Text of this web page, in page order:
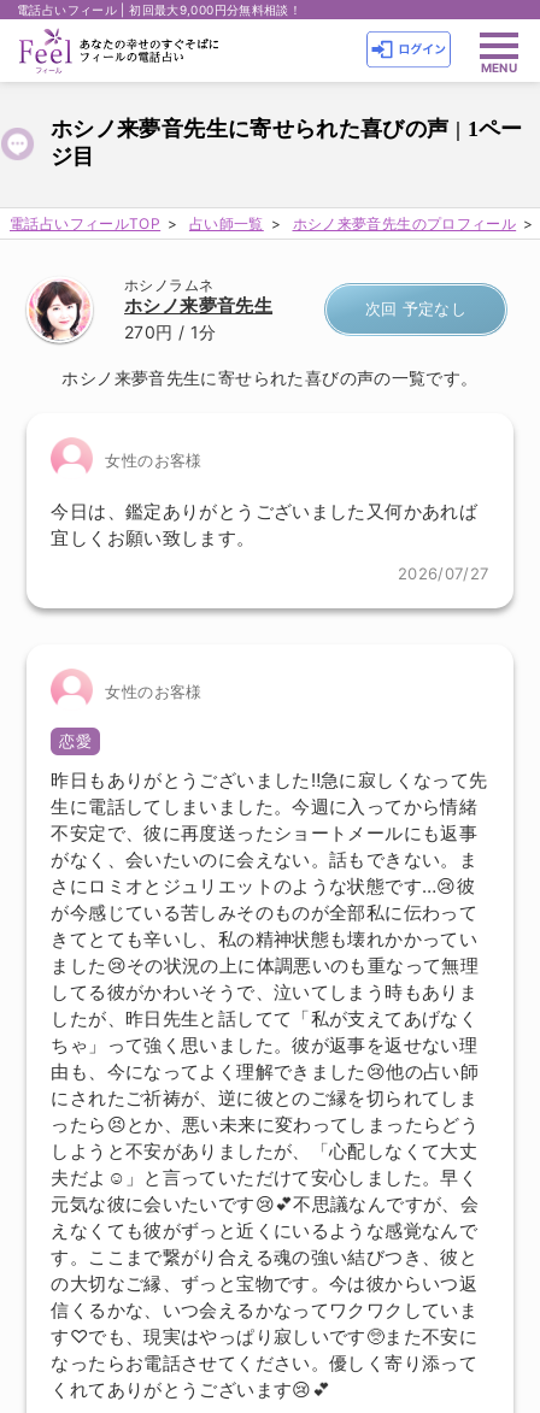
電話占いフィール | 初回最大9,000円分無料相談！
ホシノ来夢音先生に寄せられた喜びの声 | 1ペー
ジ目
電話占いフィールTOP 占い師一覧 ホシノ来夢音先生のプロフィール
ホシノラムネ
ホシノ来夢音先生
270円 / 1分
次回 予定なし
ホシノ来夢音先生に寄せられた喜びの声の一覧です。
女性のお客様
今日は、鑑定ありがとうございました又何かあれば
宜しくお願い致します。
2026/07/27
女性のお客様
恋愛
昨日もありがとうございました‼︎急に寂しくなって先
生に電話してしまいました。今週に入ってから情緒
不安定で、彼に再度送ったショートメールにも返事
がなく、会いたいのに会えない。話もできない。ま
さにロミオとジュリエットのような状態です…😢彼
が今感じている苦しみそのものが全部私に伝わって
きてとても辛いし、私の精神状態も壊れかかってい
ました😢その状況の上に体調悪いのも重なって無理
してる彼がかわいそうで、泣いてしまう時もありま
したが、昨日先生と話してて「私が支えてあげなく
ちゃ」って強く思いました。彼が返事を返せない理
由も、今になってよく理解できました😢他の占い師
にされたご祈祷が、逆に彼とのご縁を切られてしま
ったら😣とか、悪い未来に変わってしまったらどう
しようと不安がありましたが、「心配しなくて大丈
夫だよ☺️」と言っていただけて安心しました。早く
元気な彼に会いたいです😢💕不思議なんですが、会
えなくても彼がずっと近くにいるような感覚なんで
す。ここまで繋がり合える魂の強い結びつき、彼と
の大切なご縁、ずっと宝物です。今は彼からいつ返
信くるかな、いつ会えるかなってワクワクしていま
す♡でも、現実はやっぱり寂しいです🥺また不安に
なったらお電話させてください。優しく寄り添って
くれてありがとうございます😢💕